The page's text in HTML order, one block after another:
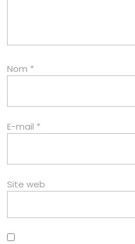
Nom *
E-mail *
Site web